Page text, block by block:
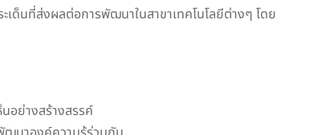
เด็นที่ส่งผลต่อการพัฒนาในสาขาเทคโนโลยีต่างๆ โดย
อย่างสร้างสรรค์